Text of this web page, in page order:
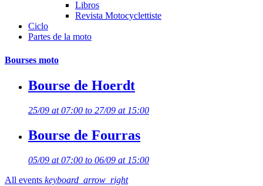
Libros
Revista Motocyclettiste
Ciclo
Partes de la moto
Bourses moto
Bourse de Hoerdt
25/09 at 07:00 to 27/09 at 15:00
Bourse de Fourras
05/09 at 07:00 to 06/09 at 15:00
All events keyboard_arrow_right